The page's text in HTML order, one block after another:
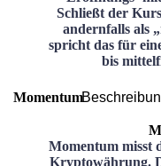
Schließt der
andernfalls als
spricht das für
bis
Momentum
Momentum misst
Kryptowährung.